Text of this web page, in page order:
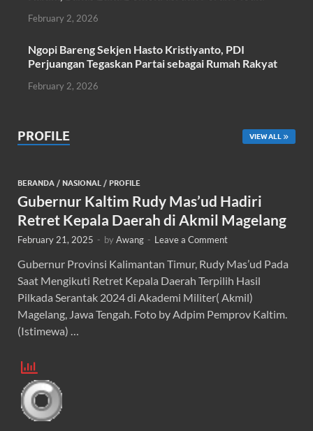
February 2, 2026
Ngopi Bareng Sekjen Hasto Kristiyanto, PDI
Perjuangan Tegaskan Partai sebagai Rumah Rakyat
February 2, 2026
PROFILE VIEW ALL
BERANDA / NASIONAL / PROFILE
Gubernur Kaltim Rudy Mas’ud Hadiri
Retret Kepala Daerah di Akmil Magelang
February 21, 2025 - byAwang - Leave a Comment
Gubernur Provinsi Kalimantan Timur, Rudy Mas’ud Pada
Saat Mengikuti Retret Kepala Daerah Terpilih Hasil
Pilkada Serantak 2024 di Akademi Militer( Akmil)
Magelang, Jawa Tengah. Foto by Adpim Pemprov Kaltim.
(Istimewa) …